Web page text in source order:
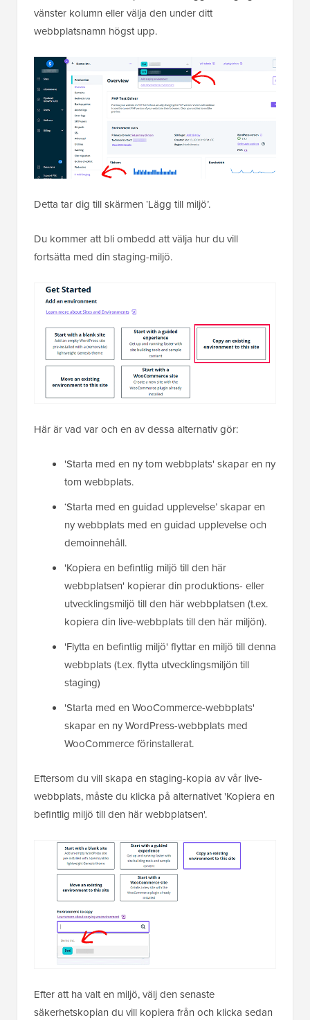
vänster kolumn eller välja den under ditt
webbplatsnamn högst upp.
Detta tar dig till skärmen ‘Lägg till miljö’.
Du kommer att bli ombedd att välja hur du vill
fortsätta med din staging-miljö.
Här är vad var och en av dessa alternativ gör:
'Starta med en ny tom webbplats' skapar en ny
tom webbplats.
‘Starta med en guidad upplevelse’ skapar en
ny webbplats med en guidad upplevelse och
demoinnehåll.
'Kopiera en befintlig miljö till den här
webbplatsen' kopierar din produktions- eller
utvecklingsmiljö till den här webbplatsen (t.ex.
kopiera din live-webbplats till den här miljön).
'Flytta en befintlig miljö' flyttar en miljö till denna
webbplats (t.ex. flytta utvecklingsmiljön till
staging)
'Starta med en WooCommerce-webbplats'
skapar en ny WordPress-webbplats med
WooCommerce förinstallerat.
Eftersom du vill skapa en staging-kopia av vår live-
webbplats, måste du klicka på alternativet 'Kopiera en
befintlig miljö till den här webbplatsen'.
Efter att ha valt en miljö, välj den senaste
säkerhetskopian du vill kopiera från och klicka sedan